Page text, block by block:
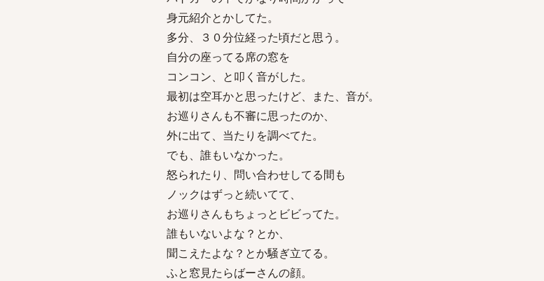
身元紹介とかしてた。
多分、３０分位経った頃だと思う。
自分の座ってる席の窓を
コンコン、と叩く音がした。
最初は空耳かと思ったけど、また、音が。
お巡りさんも不審に思ったのか、
外に出て、当たりを調べてた。
でも、誰もいなかった。
怒られたり、問い合わせしてる間も
ノックはずっと続いてて、
お巡りさんもちょっとビビってた。
誰もいないよな？とか、
聞こえたよな？とか騒ぎ立てる。
ふと窓見たらばーさんの顔。